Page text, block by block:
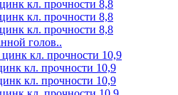
кл. прочности 8,8
кл. прочности 8,8
кл. прочности 8,8
голов..
кл. прочности 10,9
кл. прочности 10,9
кл. прочности 10,9